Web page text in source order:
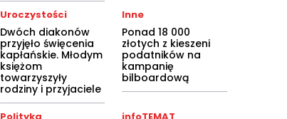
Uroczystości
Dwóch diakonów
przyjęło święcenia
kapłańskie. Młodym
księżom
towarzyszyły
rodziny i przyjaciele
Inne
Ponad 18 000
złotych z kieszeni
podatników na
kampanię
bilboardową